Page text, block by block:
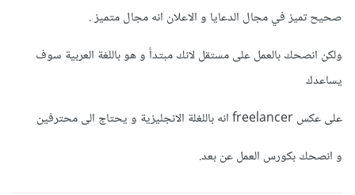
انا اتعلمت اساسيت الفوتوشوب والتصميم واتعلمت تاثير الالوان في
صحيح تميز في مجال الدعايا و الاعلان انه مجال متميز .
ولكن انصحك بالعمل على مستقل لانك مبتدأ و هو باللغة العربية سوف
يساعدك
على عكس freelancer انه باللغلة الانجليزية و يحتاج الى محترفين
و انصحك بكورس العمل عن بعد.